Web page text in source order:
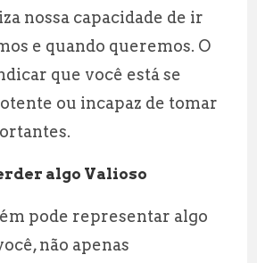
nossa capacidade de ir
e quando queremos. O
que você está se
ou incapaz de tomar
algo Valioso
pode representar algo
não apenas